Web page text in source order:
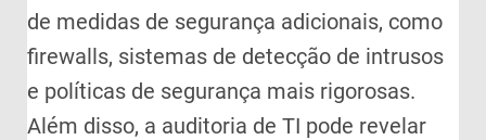
de medidas de segurança adicionais, como
firewalls, sistemas de detecção de intrusos
e políticas de segurança mais rigorosas.
Além disso, a auditoria de TI pode revelar